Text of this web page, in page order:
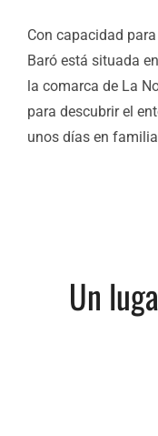
Con capacidad
Baró está situada
la comarca de La
para descubrir el
unos días en
Un